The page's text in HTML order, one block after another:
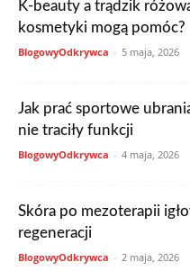
K-beauty a trądzik
kosmetyki mogą pomóc?
BlogowyOdkrywca - 5 maja, 2026
Jak prać sportowe
nie traciły funkcji
BlogowyOdkrywca - 4 maja, 2026
Skóra po mezoterapii
regeneracji
BlogowyOdkrywca - 2 maja, 2026